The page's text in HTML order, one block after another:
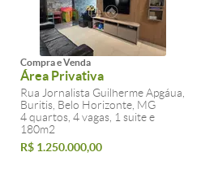
Compra e Venda
Área Privativa
Rua Jornalista Guilherme Apgáua,
Buritis, Belo Horizonte, MG
4 quartos, 4 vagas, 1 suite e
180m2
R$ 1.250.000,00